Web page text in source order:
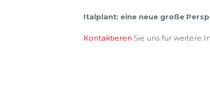
Italplant: eine neue große
Kontaktieren Sie uns für weitere